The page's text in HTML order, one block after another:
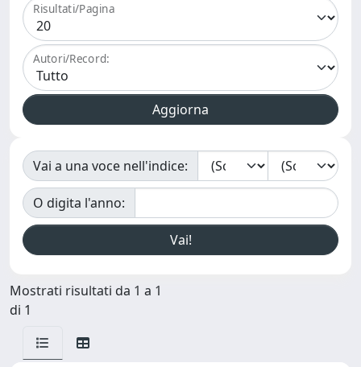
Risultati/Pagina
Autori/Record:
Vai a una voce nell'indice:
O digita l'anno:
Mostrati risultati da 1 a 1
di 1